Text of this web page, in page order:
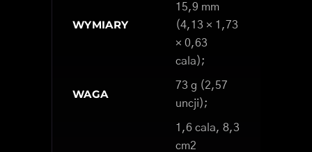
WYMIARY
15,9 mm
(4,13 × 1,73
× 0,63
cala);
WAGA
73 g (2,57
uncji);
1,6 cala, 8,3
cm2